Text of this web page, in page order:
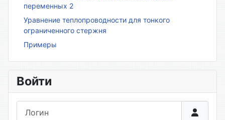
переменных 2
Уравнение теплопроводности для тонкого
ограниченного стержня
Примеры
Войти